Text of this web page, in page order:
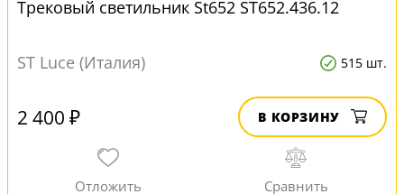
Трековый светильник St652 ST652.436.12
ST Luce (Италия) 515 шт.
2 400 ₽ В КОРЗИНУ